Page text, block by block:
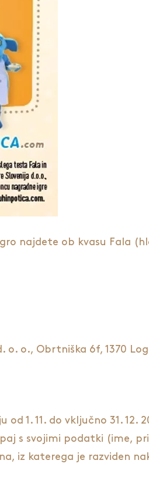
najdete ob kvasu Fala
o. o., Obrtniška 6f, 1370
1. 11. do vključno 31. 12.
s svojimi podatki (ime,
iz katerega je razviden